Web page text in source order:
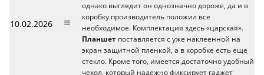
10.02.2026
однако выглядит он однозначно дороже, да и в
коробку производитель положил все
необходимое. Комплектация здесь «царская».
Планшет поставляется с уже наклеенной на
экран защитной пленкой, а в коробке есть еще
стекло. Кроме того, имеется достаточно удобный
чехол, который надежно фиксирует гаджет